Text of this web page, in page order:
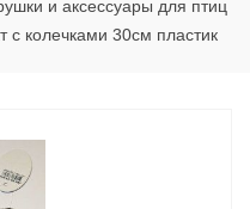
и аксессуары для птиц
с колечками 30см пластик